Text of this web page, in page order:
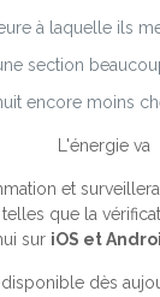
à laquelle ils
section
encore moins
et
que la
sur iOS et
dès